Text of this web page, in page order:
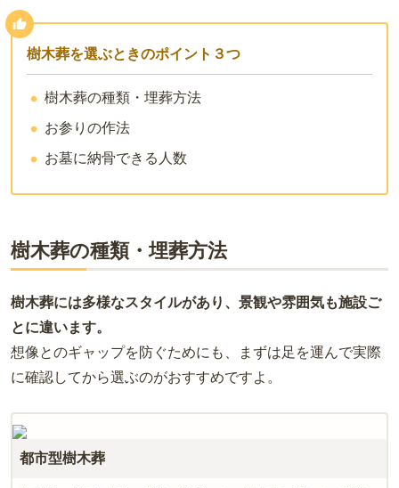
樹木葬を選ぶときのポイント３つ
樹木葬の種類・埋葬方法
お参りの作法
お墓に納骨できる人数
樹木葬の種類・埋葬方法
樹木葬には多様なスタイルがあり、景観や雰囲気も施設ご
とに違います。
想像とのギャップを防ぐためにも、まずは足を運んで実際
に確認してから選ぶのがおすすめですよ。
都市型樹木葬